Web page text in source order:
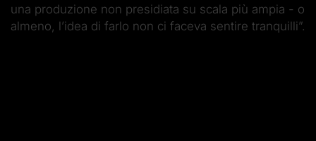
una produzione non presidiata su scala più ampia - o
almeno, l’idea di farlo non ci faceva sentire tranquilli”.